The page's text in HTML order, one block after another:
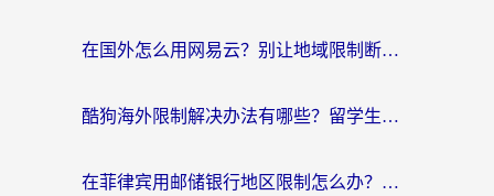
在国外怎么用网易云？别让地域限制断了你的中文歌单——附听书社交定位解决方案
酷狗海外限制解决办法有哪些？留学生亲测有效的回国加速指南
在菲律宾用邮储银行地区限制怎么办？海外华人必看的回国加速解决方案